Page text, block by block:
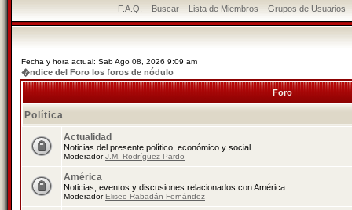
F.A.Q. Buscar Lista de Miembros Grupos de Usuarios
Fecha y hora actual: Sab Ago 08, 2026 9:09 am
�ndice del Foro los foros de nódulo
Foro
Política
Actualidad
Noticias del presente político, económico y social.
ModeradorJ.M. Rodríguez Pardo
América
Noticias, eventos y discusiones relacionados con América.
ModeradorEliseo Rabadán Fernández